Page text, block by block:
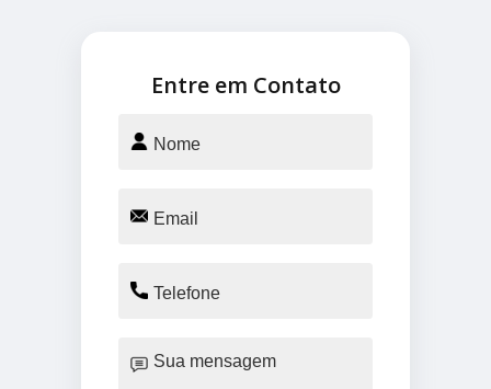
Entre em Contato